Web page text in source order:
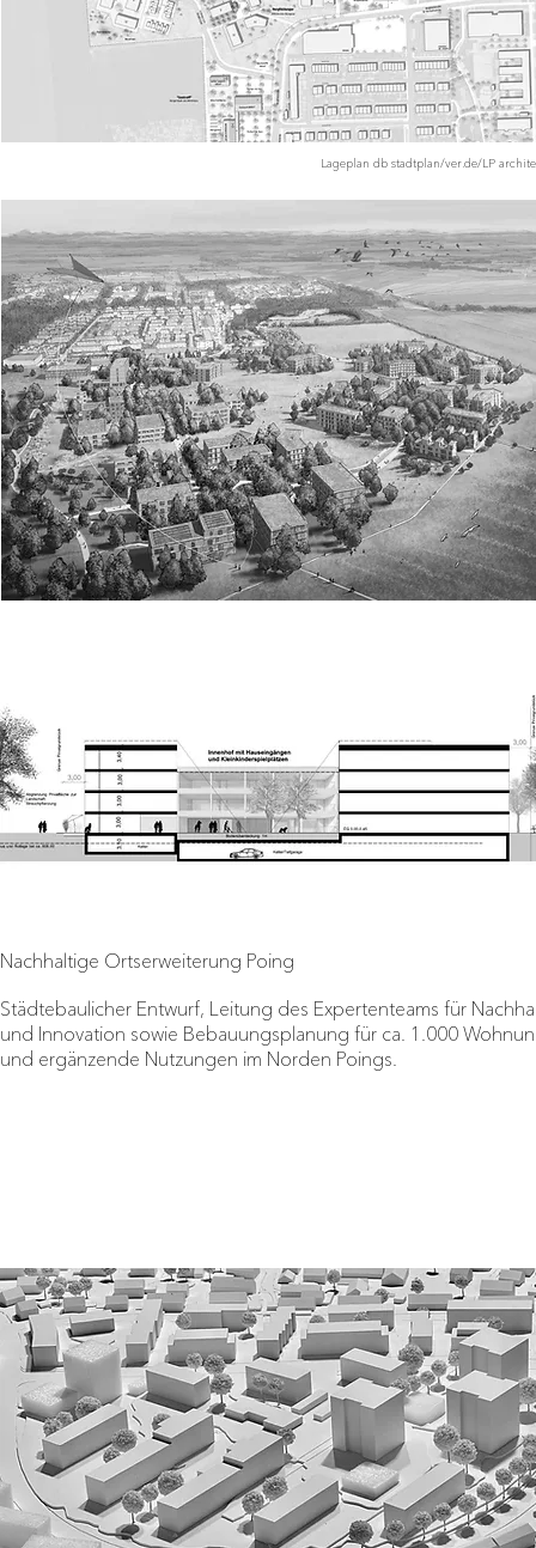
Lageplan db stadtplan/ver.de/LP
Nachhaltige Ortserweiterung Poing
Städtebaulicher Entwurf, Leitung des Expertenteams für
und Innovation sowie Bebauungsplanung für ca. 1.000
und ergänzende Nutzungen im Norden Poings.